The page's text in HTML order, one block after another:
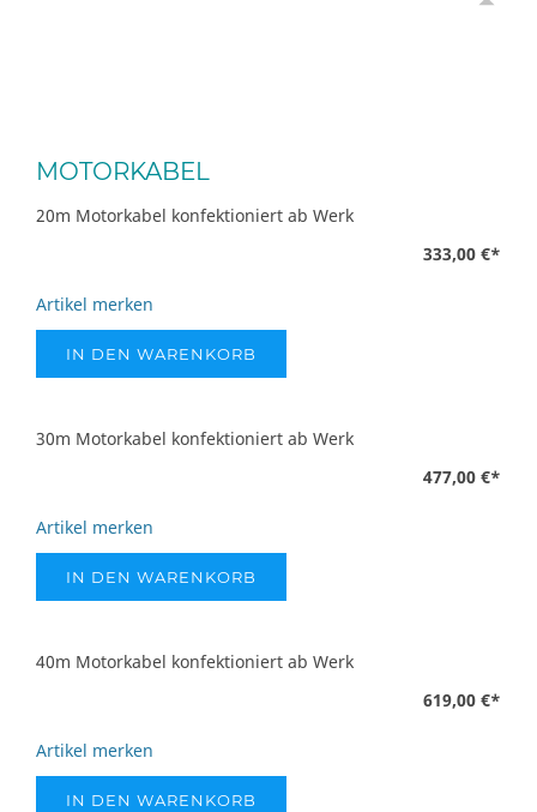
MOTORKABEL
20m Motorkabel konfektioniert ab Werk
333,00 €*
Artikel merken
IN DEN WARENKORB
30m Motorkabel konfektioniert ab Werk
477,00 €*
Artikel merken
IN DEN WARENKORB
40m Motorkabel konfektioniert ab Werk
619,00 €*
Artikel merken
IN DEN WARENKORB